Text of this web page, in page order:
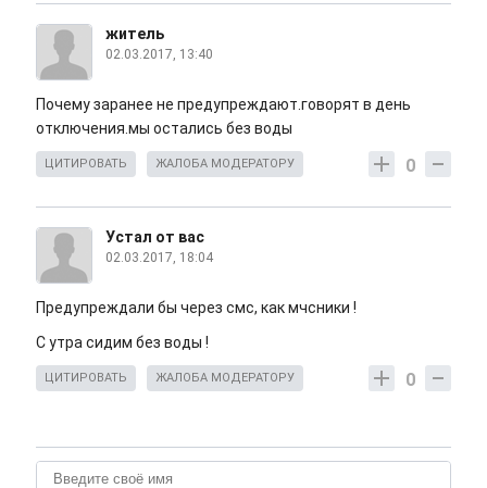
житель
02.03.2017, 13:40
Почему заранее не предупреждают.говорят в день
отключения.мы остались без воды
0
ЦИТИРОВАТЬ ЖАЛОБА МОДЕРАТОРУ
Устал от вас
02.03.2017, 18:04
Предупреждали бы через смс, как мчсники !
С утра сидим без воды !
0
ЦИТИРОВАТЬ ЖАЛОБА МОДЕРАТОРУ